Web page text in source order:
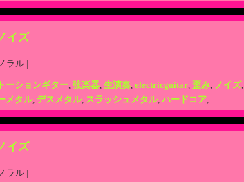
イズ
ラル |
ーションギター, 弦楽器, 生演奏, electricguitar, 歪み, ノイズ,
メタル, デスメタル, スラッシュメタル, ハードコア,
イズ
ラル |